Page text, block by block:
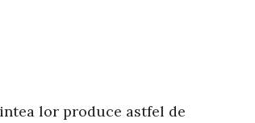
lor produce astfel de